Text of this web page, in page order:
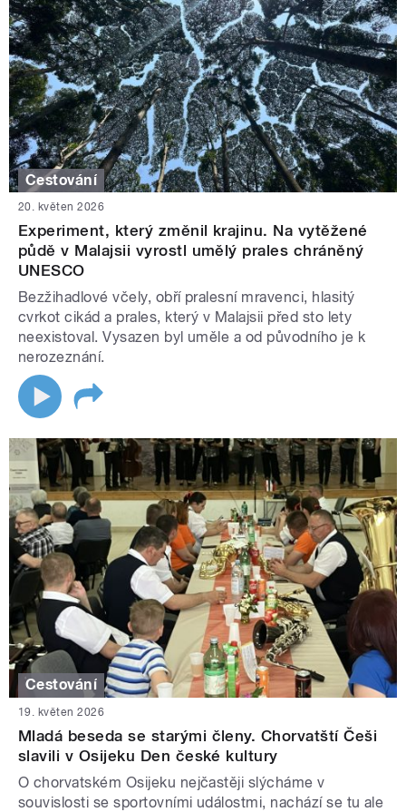
Cestování
20. květen 2026
Experiment, který změnil krajinu. Na vytěžené
půdě v Malajsii vyrostl umělý prales chráněný
UNESCO
Bezžihadlové včely, obří pralesní mravenci, hlasitý
cvrkot cikád a prales, který v Malajsii před sto lety
neexistoval. Vysazen byl uměle a od původního je k
nerozeznání.
Cestování
19. květen 2026
Mladá beseda se starými členy. Chorvatští Češi
slavili v Osijeku Den české kultury
O chorvatském Osijeku nejčastěji slýcháme v
souvislosti se sportovními událostmi, nachází se tu ale